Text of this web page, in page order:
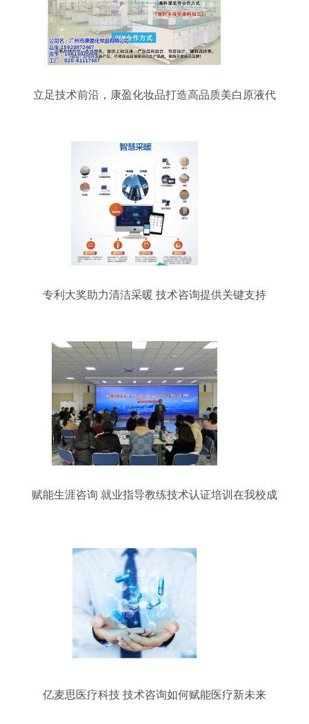
立足技术前沿，康盈化妆品打造高品质美白原液代
专利大奖助力清洁采暖 技术咨询提供关键支持
赋能生涯咨询 就业指导教练技术认证培训在我校成
亿麦思医疗科技 技术咨询如何赋能医疗新未来